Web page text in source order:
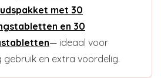
met 30
en 30
— ideaal voor
gebruik en extra voordelig.